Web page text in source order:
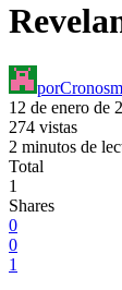
por
12 de enero de
274 vistas
2 minutos de
Total
1
Shares
0
0
1